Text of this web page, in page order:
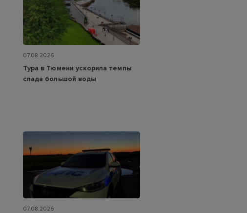
07.08.2026
Тура в Тюмени ускорила темпы
спада большой воды
07.08.2026